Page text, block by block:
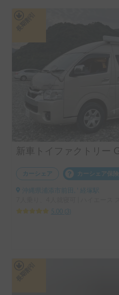
カーシェア カーシェア保険
沖縄県浦添市前田, ' 経塚駅
5.00
3